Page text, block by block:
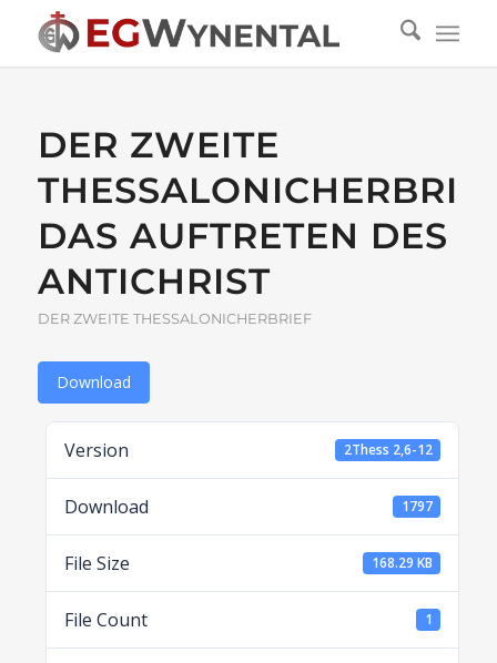
DER ZWEITE
DAS AUFTRETEN DES
ANTICHRIST
DER ZWEITE THESSALONICHERBRIEF
Download
Version 2Thess 2,6-12
Download 1797
File Size 168.29 KB
File Count 1